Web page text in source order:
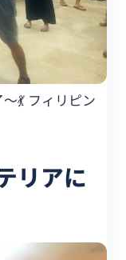
💃 フィリピン
リアに